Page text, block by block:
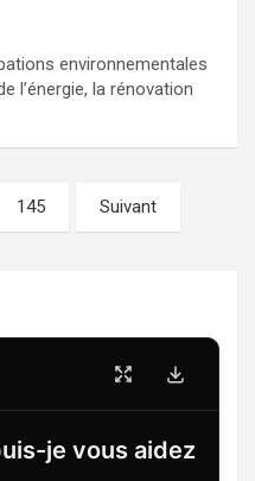
environnementales
l’énergie, la rénovation
145 Suivant
je vous aidez